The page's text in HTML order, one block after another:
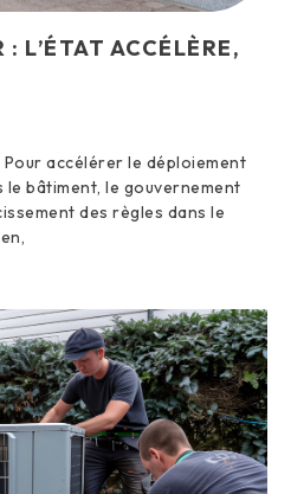
L’ÉTAT ACCÉLÈRE,
accélérer le déploiement
le bâtiment, le gouvernement
des règles dans le